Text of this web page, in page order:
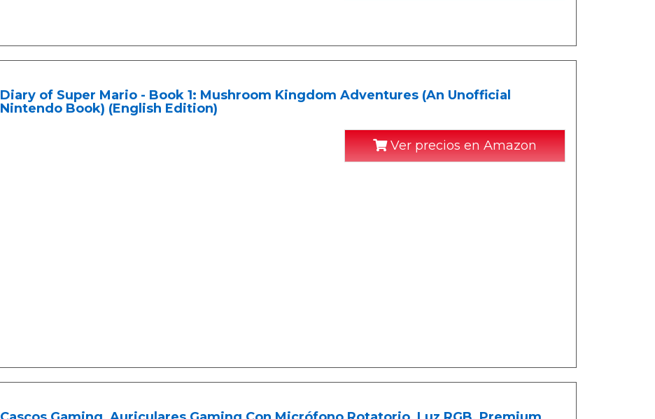
Diary of Super Mario - Book 1: Mushroom Kingdom Adventures (An Unofficial
Nintendo Book) (English Edition)
Ver precios en Amazon